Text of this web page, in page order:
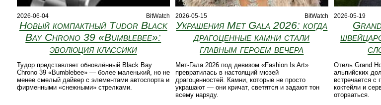
2026-06-04 BitWatch
Новый компактный Tudor Black
Bay Chrono 39 «Bumblebee»:
эволюция классики
Тудор представляет обновлённый Black Bay
Chrono 39 «Bumblebee» — более маленький, но не
менее смелый дайвер с элементами автоспорта и
фирменными «снежными» стрелками.
2026-05-15 BitWatch
Украшения Met Gala 2026: когда
драгоценные камни стали
главным героем вечера
Мет-Гала 2026 под девизом «Fashion Is Art»
превратилась в настоящий мюзей
драгоценностей. Камни, которые не просто
украшают — они кричат, светятся и задают тон
всему наряду.
2026-05-19
Отель Grand
альпийских
встречается с
коктейли и
оторваться.